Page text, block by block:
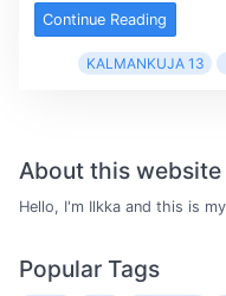
Continue Reading
KALMANKUJA 13
About this website
Hello, I'm Ilkka and this is
Popular Tags